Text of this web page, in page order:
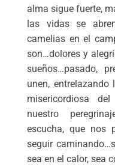
alma sigue fuerte,
las vidas se
camelias en el
son…dolores y
sueños…pasado,
unen,
misericordiosa
nuestro
escucha, que nos
seguir
sea en el calor, sea